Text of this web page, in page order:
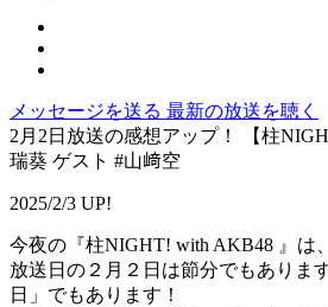
メッセージを送る 最新の放送を聴く
2月2日放送の感想アップ！ 【柱
瑞葵 ゲスト #山﨑空
2025/2/3 UP!
今夜の『柱NIGHT! with AKB48 』は
放送日の２月２日は節分でもありま
日」でもあります！